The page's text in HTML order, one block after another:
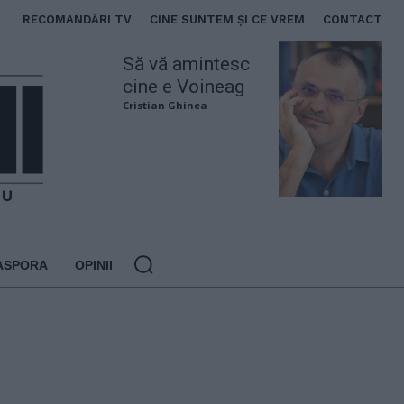
RECOMANDĂRI TV CINE SUNTEM ȘI CE VREM CONTACT
Să vă amintesc
cine e Voineag
Cristian Ghinea
OPINII